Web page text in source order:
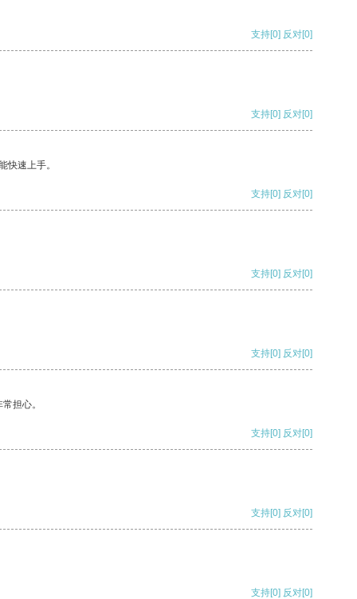
支持[0] 反对[0]
支持[0] 反对[0]
快速上手。
支持[0] 反对[0]
支持[0] 反对[0]
支持[0] 反对[0]
担心。
支持[0] 反对[0]
支持[0] 反对[0]
支持[0] 反对[0]